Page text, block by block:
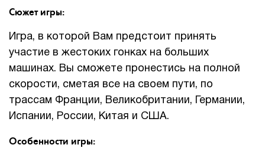
Сюжет игры:
Игра, в которой Вам предстоит принять
участие в жестоких гонках на больших
машинах. Вы сможете пронестись на полной
скорости, сметая все на своем пути, по
трассам Франции, Великобритании, Германии,
Испании, России, Китая и США.
Особенности игры: